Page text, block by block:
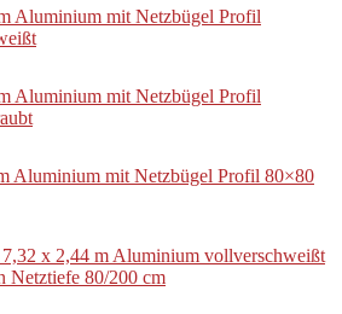
Aluminium mit Netzbügel Profil
Aluminium mit Netzbügel Profil
Aluminium mit Netzbügel Profil 80×80
7,32 x 2,44 m Aluminium vollverschweißt
Netztiefe 80/200 cm